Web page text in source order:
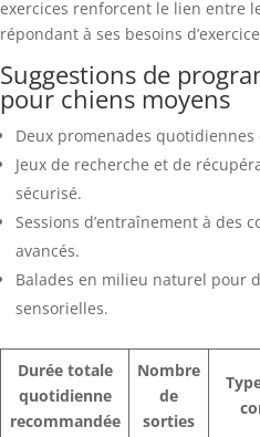
exercices renforcent le lien entre
répondant à ses besoins
Suggestions de
pour chiens moyens
Deux promenades quotidiennes
Jeux de recherche et de
sécurisé.
Sessions d’entraînement à des
avancés.
Balades en milieu naturel pour
sensorielles.
Durée totale
quotidienne
recommandée
Nombre
de
sorties